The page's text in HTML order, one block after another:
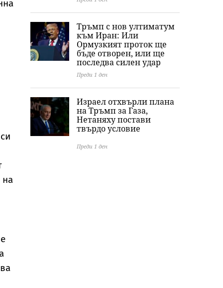
на
Тръмп с нов ултиматум
към Иран: Или
Ормузкият проток ще
бъде отворен, или ще
последва силен удар
Преди 1 ден
Израел отхвърли плана
на Тръмп за Газа,
Нетаняху постави
твърдо условие
Преди 1 ден